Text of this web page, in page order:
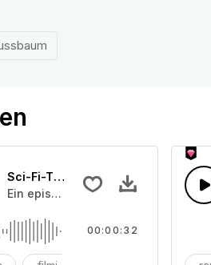
schnellen Aufschlag endet.
Sci-Fi-Trailer Spannungsaufbau
Ein episches Filmisches Basshorn
00:00:32